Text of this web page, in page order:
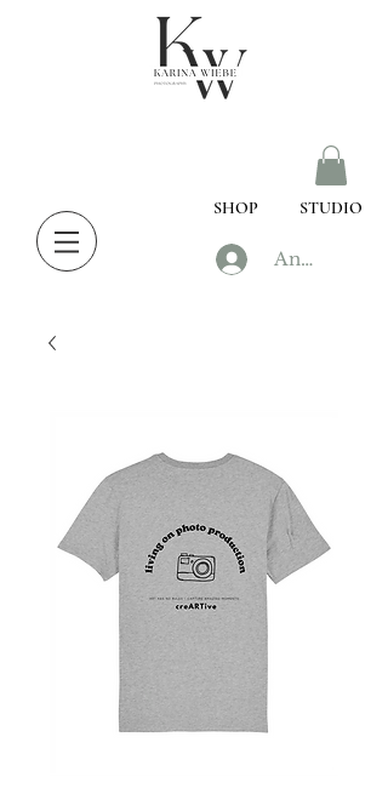
SHOP STUDIO
Anmelden